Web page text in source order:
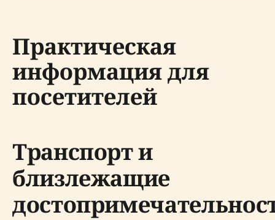
Практическая
информация для
посетителей
Транспорт и
близлежащие